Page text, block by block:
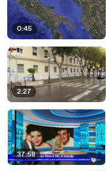
0:45
2:27
37:58